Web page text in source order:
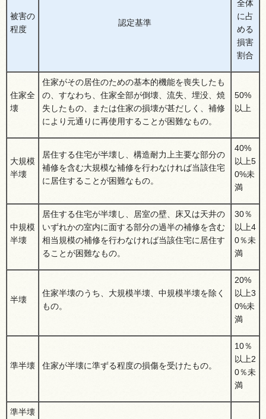
被害の
程度
認定基準
全体
に占
める
損害
割合
住家全
壊
住家がその居住のための基本的機能を喪失したも
の、すなわち、住家全部が倒壊、流失、埋没、焼
失したもの、または住家の損壊が甚だしく、補修
により元通りに再使用することが困難なもの。
50%
以上
大規模
半壊
居住する住宅が半壊し、構造耐力上主要な部分の
補修を含む大規模な補修を行わなければ当該住宅
に居住することが困難なもの。
40%
以上5
0%未
満
中規模
半壊
居住する住宅が半壊し、居室の壁、床又は天井の
いずれかの室内に面する部分の過半の補修を含む
相当規模の補修を行わなければ当該住宅に居住す
ることが困難なもの。
30％
以上4
0％未
満
半壊
住家半壊のうち、大規模半壊、中規模半壊を除く
もの。
20%
以上3
0%未
満
準半壊 住家が半壊に準ずる程度の損傷を受けたもの。
10％
以上2
0％未
満
準半壊